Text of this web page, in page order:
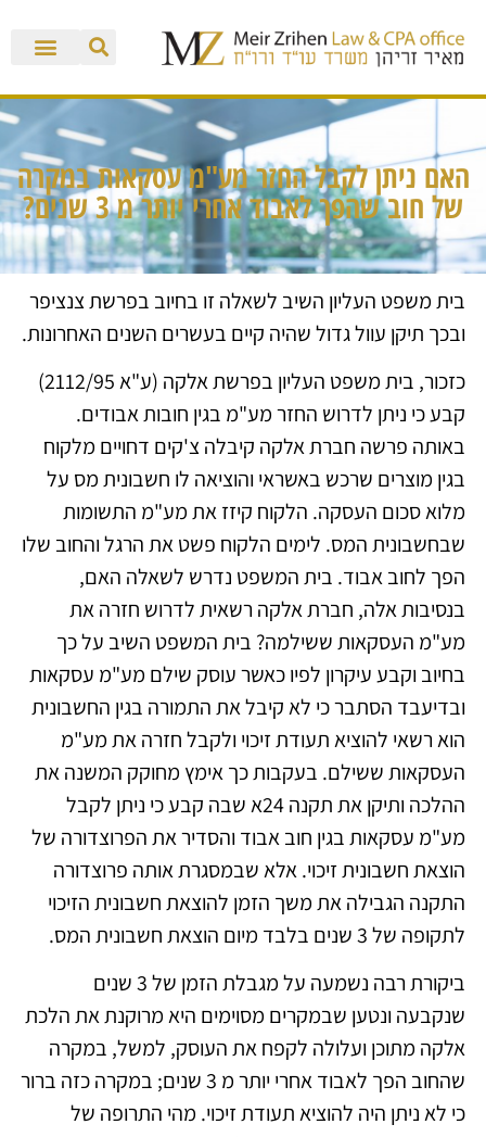
האם ניתן לקבל החזר מע"מ עסקאות במקרה
של חוב שהפך לאבוד אחרי יותר מ 3 שנים?
בית משפט העליון השיב לשאלה זו בחיוב בפרשת צנציפר
ובכך תיקן עוול גדול שהיה קיים בעשרים השנים האחרונות.
כזכור, בית משפט העליון בפרשת אלקה (ע"א 2112/95)
קבע כי ניתן לדרוש החזר מע"מ בגין חובות אבודים.
באותה פרשה חברת אלקה קיבלה צ'קים דחויים מלקוח
בגין מוצרים שרכש באשראי והוציאה לו חשבונית מס על
מלוא סכום העסקה. הלקוח קיזז את מע"מ התשומות
שבחשבונית המס. לימים הלקוח פשט את הרגל והחוב שלו
הפך לחוב אבוד. בית המשפט נדרש לשאלה האם,
בנסיבות אלה, חברת אלקה רשאית לדרוש חזרה את
מע"מ העסקאות ששילמה? בית המשפט השיב על כך
בחיוב וקבע עיקרון לפיו כאשר עוסק שילם מע"מ עסקאות
ובדיעבד הסתבר כי לא קיבל את התמורה בגין החשבונית
הוא רשאי להוציא תעודת זיכוי ולקבל חזרה את מע"מ
העסקאות ששילם. בעקבות כך אימץ מחוקק המשנה את
ההלכה ותיקן את תקנה 24א שבה קבע כי ניתן לקבל
מע"מ עסקאות בגין חוב אבוד והסדיר את הפרוצדורה של
הוצאת חשבונית זיכוי. אלא שבמסגרת אותה פרוצדורה
התקנה הגבילה את משך הזמן להוצאת חשבונית הזיכוי
לתקופה של 3 שנים בלבד מיום הוצאת חשבונית המס.
ביקורת רבה נשמעה על מגבלת הזמן של 3 שנים
שנקבעה ונטען שבמקרים מסוימים היא מרוקנת את הלכת
אלקה מתוכן ועלולה לקפח את העוסק, למשל, במקרה
שהחוב הפך לאבוד אחרי יותר מ 3 שנים; במקרה כזה ברור
כי לא ניתן היה להוציא תעודת זיכוי. מהי התרופה של